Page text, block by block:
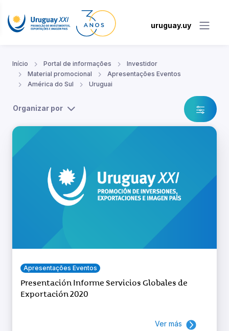
uruguay.uy
Início Portal de informações
Investidor
Material promocional
Apresentações Eventos
América do Sul
Uruguai
Organizar por
Apresentações Eventos
Presentación Informe Servicios Globales de
Exportación 2020
Ver más